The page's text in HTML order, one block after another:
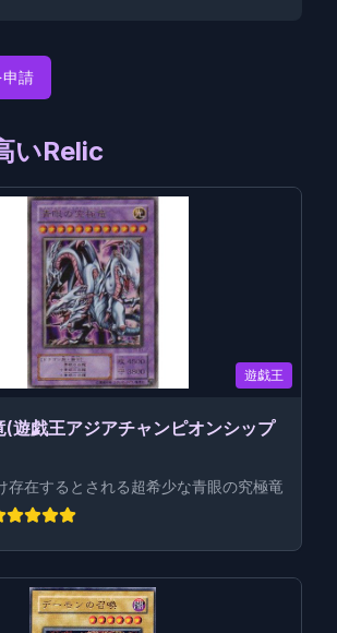
申請
いRelic
遊戯王
(遊戯王アジアチャンピオンシップ
存在するとされる超希少な青眼の究極竜